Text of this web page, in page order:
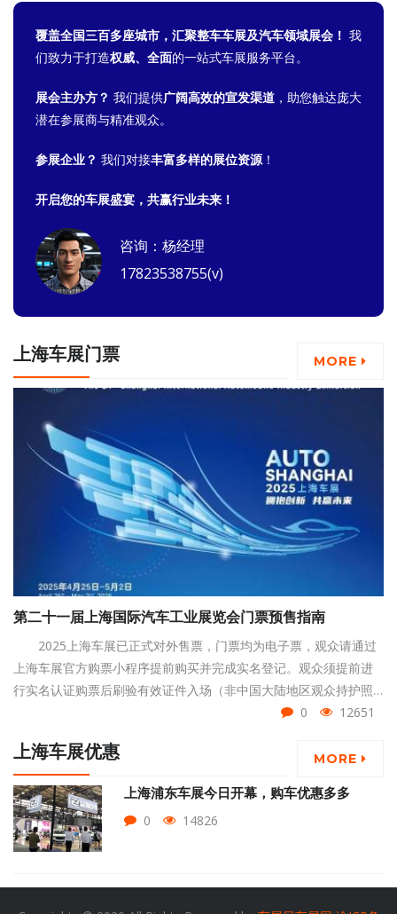
覆盖全国三百多座城市，汇聚整车车展及汽车领域展会！ 我
们致力于打造权威、全面的一站式车展服务平台。
展会主办方？ 我们提供广阔高效的宣发渠道 ，助您触达庞大
潜在参展商与精准观众。
参展企业？ 我们对接丰富多样的展位资源 ！
开启您的车展盛宴，共赢行业未来！
咨询：杨经理
17823538755(v)
上海车展门票 MORE
第二十一届上海国际汽车工业展览会门票预售指南
2025上海车展已正式对外售票，门票均为电子票，观众请通过
上海车展官方购票小程序提前购买并完成实名登记。观众须提前进
行实名认证购票后刷验有效证件入场（非中国大陆地区观众持护照
等有效证件入场），并严格按照电子门票标注的参观日期进行参
0 12651
上海车展优惠 MORE
上海浦东车展今日开幕，购车优惠多多
0 14826